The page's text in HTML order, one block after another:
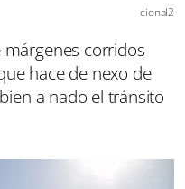
cional2
corridos
hace de nexo de
a nado el tránsito